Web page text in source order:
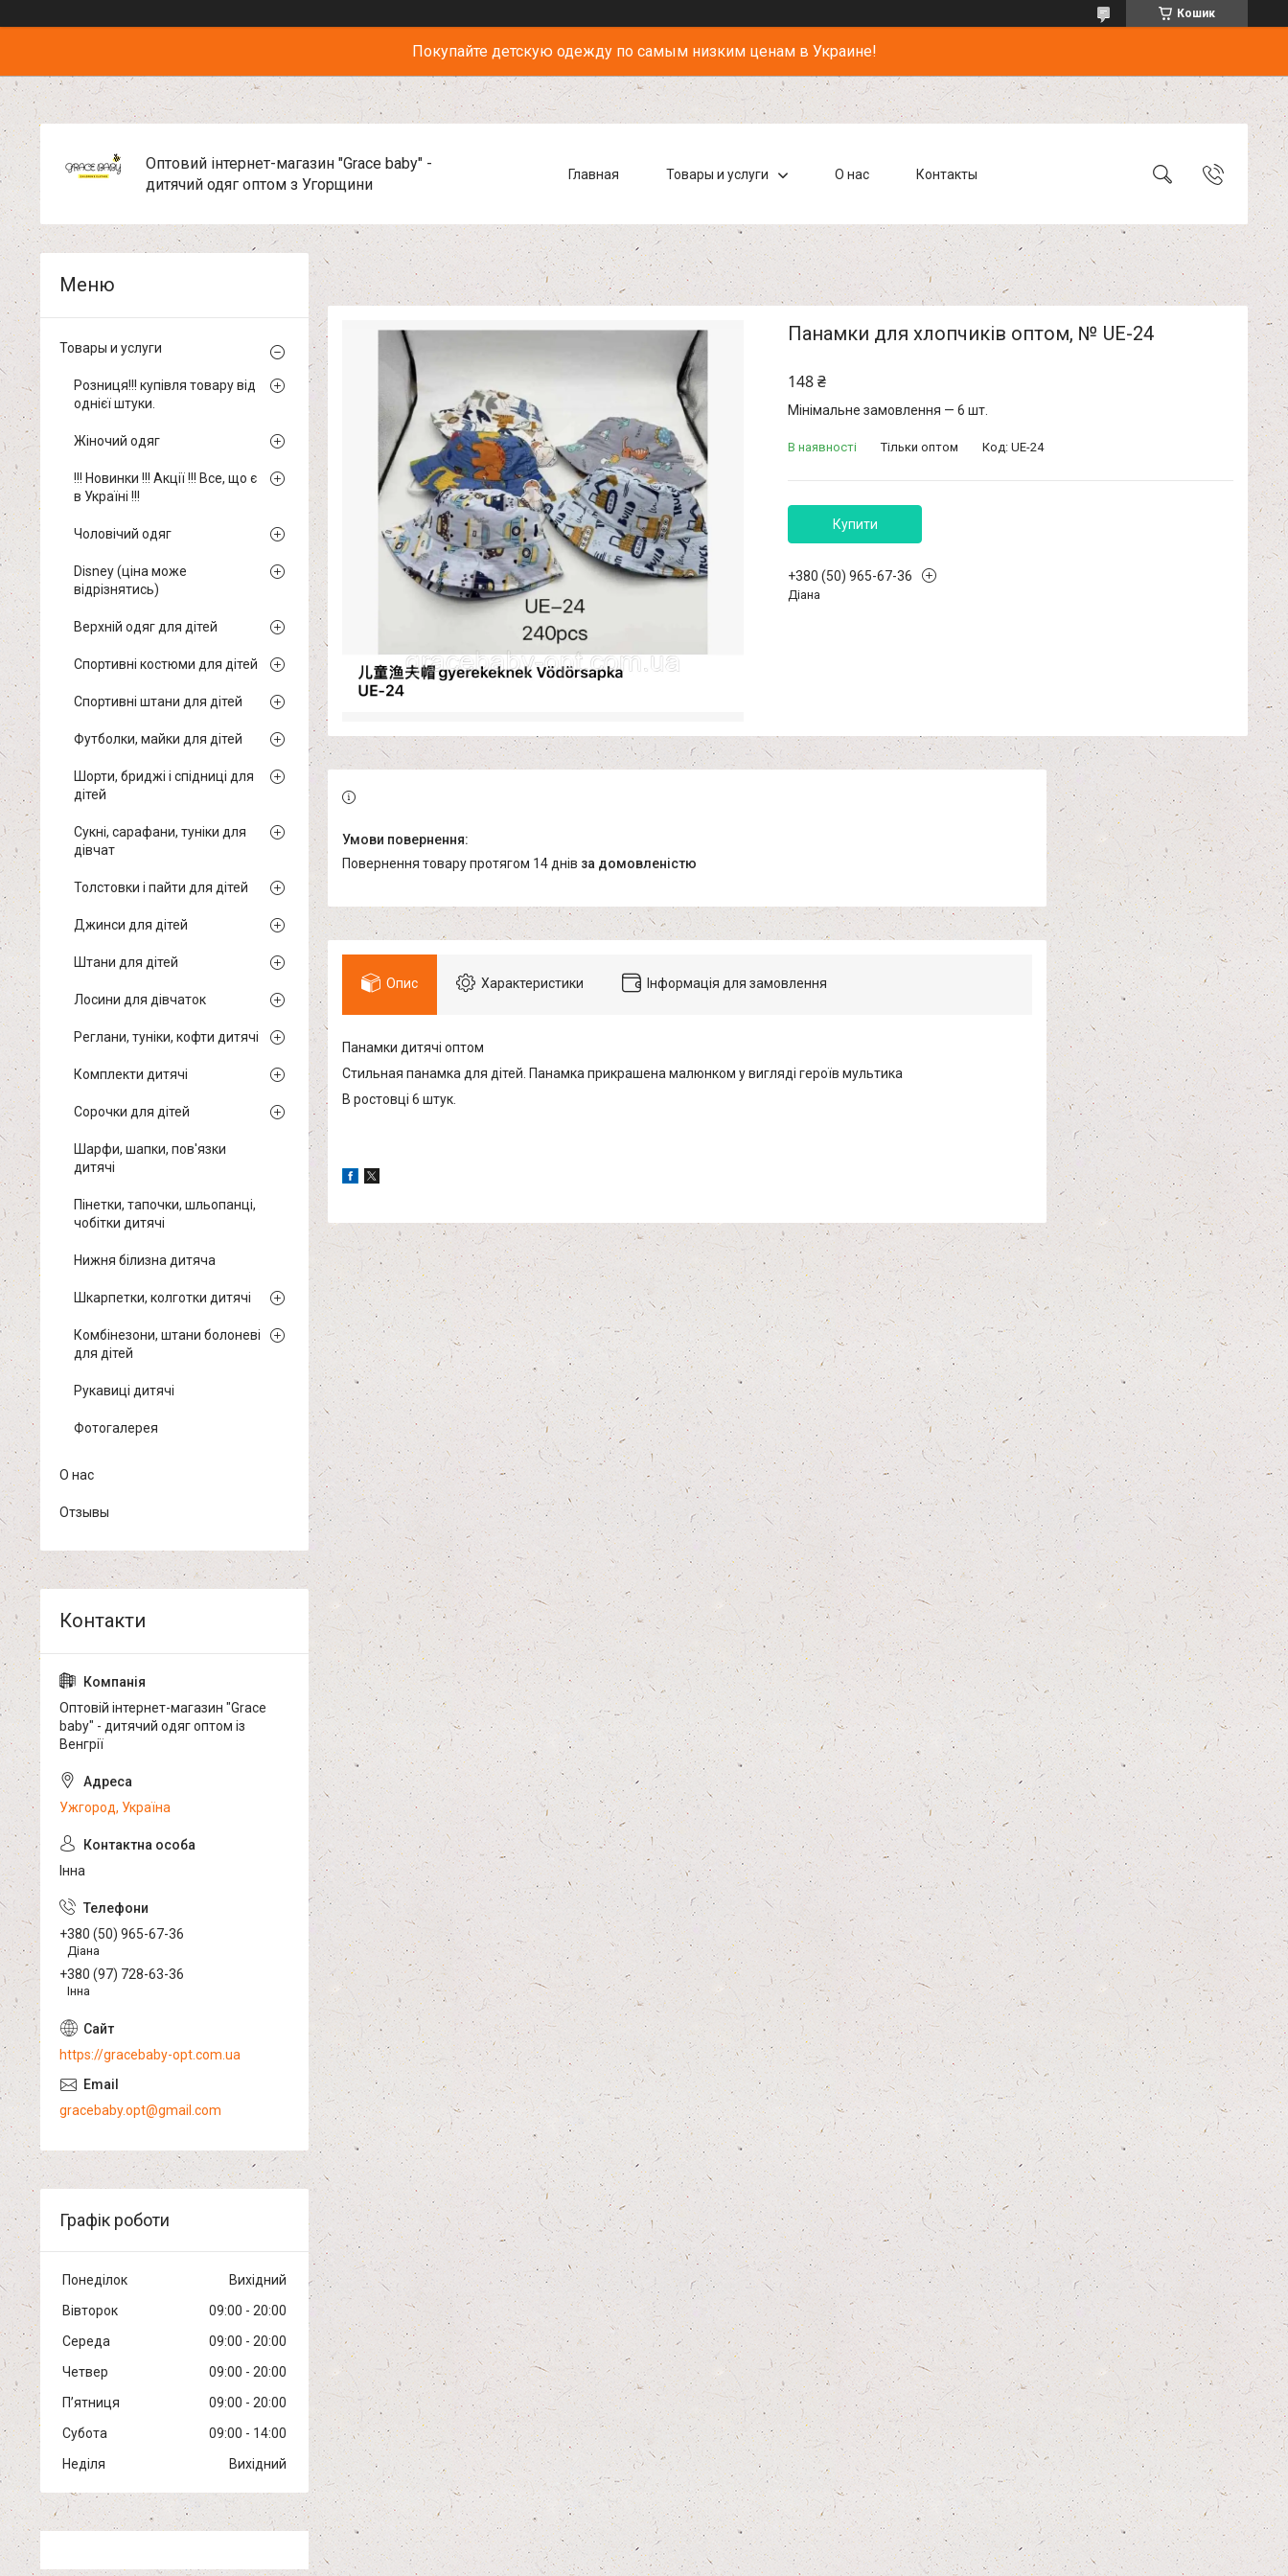
Кошик
Покупайте детскую одежду по самым низким ценам в Украине!
Оптовий інтернет-магазин "Grace baby" -
дитячий одяг оптом з Угорщини
Главная Товары и услуги О нас Контакты
Панамки для хлопчиків оптом, № UE-24
148 ₴
Мінімальне замовлення — 6 шт.
В наявності Тільки оптом Код: UE-24
Купити
+380 (50) 965-67-36
Діана
повернення товару протягом 14 днів за домовленістю
Опис Характеристики Інформація для замовлення
Панамки дитячі оптом
Стильная панамка для дітей. Панамка прикрашена малюнком у вигляді героїв мультика
В ростовці 6 штук.
Товары и услуги
Розниця!!! купівля товару від
однієї штуки.
Жіночий одяг
!!! Новинки !!! Акції !!! Все, що є
в Україні !!!
Чоловічий одяг
Disney (ціна може
відрізнятись)
Верхній одяг для дітей
Спортивні костюми для дітей
Спортивні штани для дітей
Футболки, майки для дітей
Шорти, бриджі і спідниці для
дітей
Сукні, сарафани, туніки для
дівчат
Толстовки і пайти для дітей
Джинси для дітей
Штани для дітей
Лосини для дівчаток
Реглани, туніки, кофти дитячі
Комплекти дитячі
Сорочки для дітей
Шарфи, шапки, пов'язки
дитячі
Пінетки, тапочки, шльопанці,
чобітки дитячі
Нижня білизна дитяча
Шкарпетки, колготки дитячі
Комбінезони, штани болоневі
для дітей
Рукавиці дитячі
Фотогалерея
О нас
Отзывы
Оптовій інтернет-магазин "Grace
baby" - дитячий одяг оптом із
Венгрії
Ужгород, Україна
Інна
+380 (50) 965-67-36
Діана
+380 (97) 728-63-36
Інна
https://gracebaby-opt.com.ua
gracebaby.opt@gmail.com
Графік роботи
Понеділок
Вихідний
Вівторок
09:00
20:00
Середа
09:00
20:00
Четвер
09:00
20:00
Пʼятниця
09:00
20:00
Субота
09:00
14:00
Неділя
Вихідний